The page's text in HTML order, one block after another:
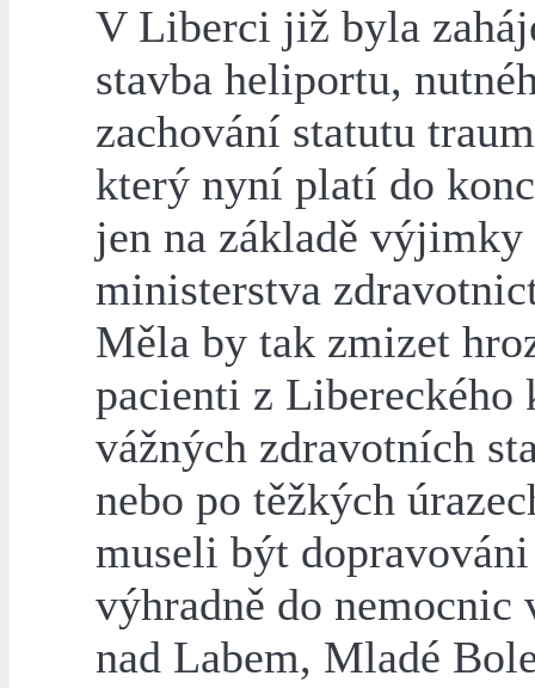
V Liberci již byla
stavba heliportu,
zachování statutu
který nyní platí do
jen na základě výjimky
ministerstva
Měla by tak zmizet
pacienti z Libereckého
vážných zdravotních
nebo po těžkých
museli být dopravováni
výhradně do nemocnic
nad Labem, Mladé